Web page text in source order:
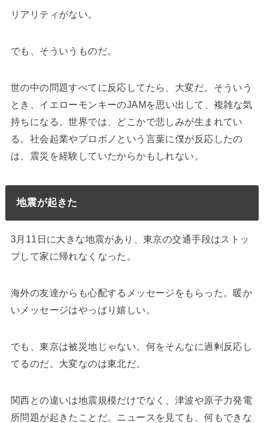
リアリティがない。
でも、そういうものだ。
世の中の問題すべてに反応してたら、大変だ。そういう
とき、イエローモンキーのJAMを思い出して、複雑な気
持ちになる。世界では、どこかで悲しみが生まれてい
る。社会起業やプロボノという言葉に僕が反応したの
は、震災を経験していたからかもしれない。
地震が起きた
3月11日に大きな地震があり、東京の交通手段はストッ
プして家に帰れなくなった。
海外の友達からも心配するメッセージをもらった。暖か
いメッセージはやっぱり嬉しい。
でも、東京は被災地じゃない。何をそんなに過剰反応し
てるのだ。大変なのは東北だ。
関西との違いは地震規模だけでなく、津波や原子力発電
所問題が起きたことだ。ニュースを見ても、何もできな